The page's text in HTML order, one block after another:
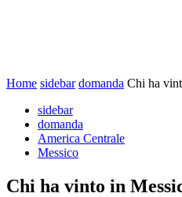
Home sidebar domanda Chi ha
sidebar
domanda
America Centrale
Messico
Chi ha vinto in